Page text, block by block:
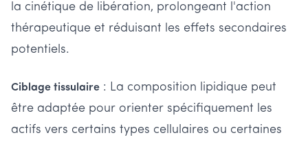
la cinétique de libération, prolongeant l'action
thérapeutique et réduisant les effets secondaires
potentiels.
Ciblage tissulaire : La composition lipidique peut
être adaptée pour orienter spécifiquement les
actifs vers certains types cellulaires ou certaines